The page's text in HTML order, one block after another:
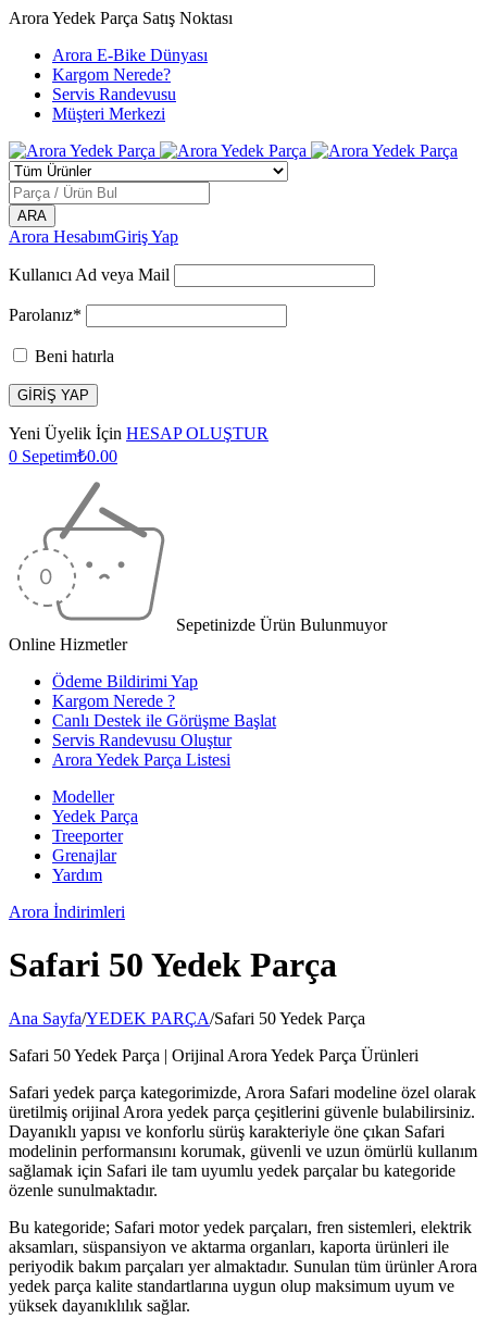
Arora Yedek Parça Satış Noktası
Arora E-Bike Dünyası
Kargom Nerede?
Servis Randevusu
Müşteri Merkezi
Arora HesabımGiriş Yap
Kullanıcı Ad veya Mail
Parolanız*
Beni hatırla
Yeni Üyelik İçin HESAP OLUŞTUR
0 Sepetim₺0.00
Sepetinizde Ürün Bulunmuyor
Online Hizmetler
Ödeme Bildirimi Yap
Kargom Nerede ?
Canlı Destek ile Görüşme Başlat
Servis Randevusu Oluştur
Arora Yedek Parça Listesi
Modeller
Yedek Parça
Treeporter
Grenajlar
Yardım
Arora İndirimleri
Safari 50 Yedek Parça
Ana Sayfa/YEDEK PARÇA/Safari 50 Yedek Parça
Safari 50 Yedek Parça | Orijinal Arora Yedek Parça Ürünleri
Safari yedek parça kategorimizde, Arora Safari modeline özel olarak
üretilmiş orijinal Arora yedek parça çeşitlerini güvenle bulabilirsiniz.
Dayanıklı yapısı ve konforlu sürüş karakteriyle öne çıkan Safari
modelinin performansını korumak, güvenli ve uzun ömürlü kullanım
sağlamak için Safari ile tam uyumlu yedek parçalar bu kategoride
özenle sunulmaktadır.
Bu kategoride; Safari motor yedek parçaları, fren sistemleri, elektrik
aksamları, süspansiyon ve aktarma organları, kaporta ürünleri ile
periyodik bakım parçaları yer almaktadır. Sunulan tüm ürünler Arora
yedek parça kalite standartlarına uygun olup maksimum uyum ve
yüksek dayanıklılık sağlar.